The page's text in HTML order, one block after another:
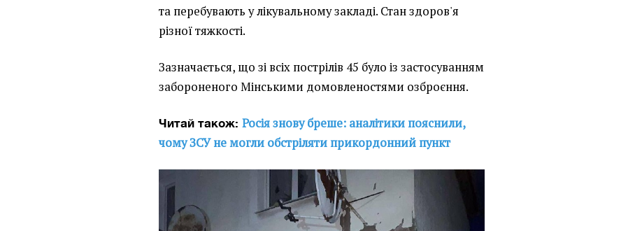
та перебувають у лікувальному закладі. Стан здоров'я
різної тяжкості.
Зазначається, що зі всіх пострілів 45 було із застосуванням
забороненого Мінськими домовленостями озброєння.
Читай також:Росія знову бреше: аналітики пояснили,
чому ЗСУ не могли обстріляти прикордонний пункт